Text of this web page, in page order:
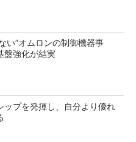
い”オムロンの制御機器事
盤強化が結実
ップを発揮し、自分より優れ